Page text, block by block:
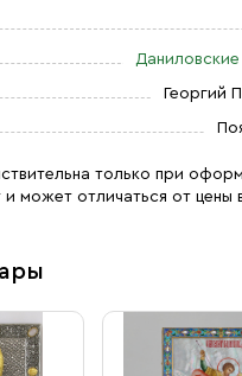
Георгий
только при
и может отличаться от цены